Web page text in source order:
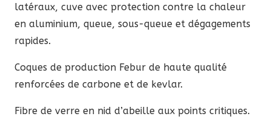
R
1000
2017-
latéraux, cuve avec protection contre la chaleur
en aluminium, queue, sous-queue et dégagements
rapides.
Coques de production Febur de haute qualité
renforcées de carbone et de kevlar.
Fibre de verre en nid d’abeille aux points critiques.